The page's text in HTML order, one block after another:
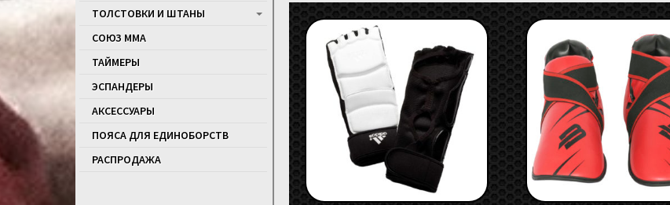
ТОЛСТОВКИ И ШТАНЫ
СОЮЗ ММА
ТАЙМЕРЫ
ЭСПАНДЕРЫ
АКСЕССУАРЫ
ПОЯСА ДЛЯ ЕДИНОБОРСТВ
РАСПРОДАЖA